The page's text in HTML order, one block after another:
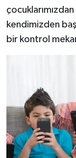
kendimizden
bir kontrol